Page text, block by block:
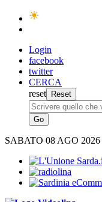
Login
facebook
twitter
CERCA
reset
SABATO 08 AGO 2026